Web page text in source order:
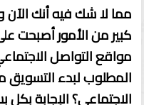
مما لا شك فيه أنك
كبير من الأمور أصبحت
مواقع التواصل
المطلوب لبدء
الاجتماعي؟ الإجابة